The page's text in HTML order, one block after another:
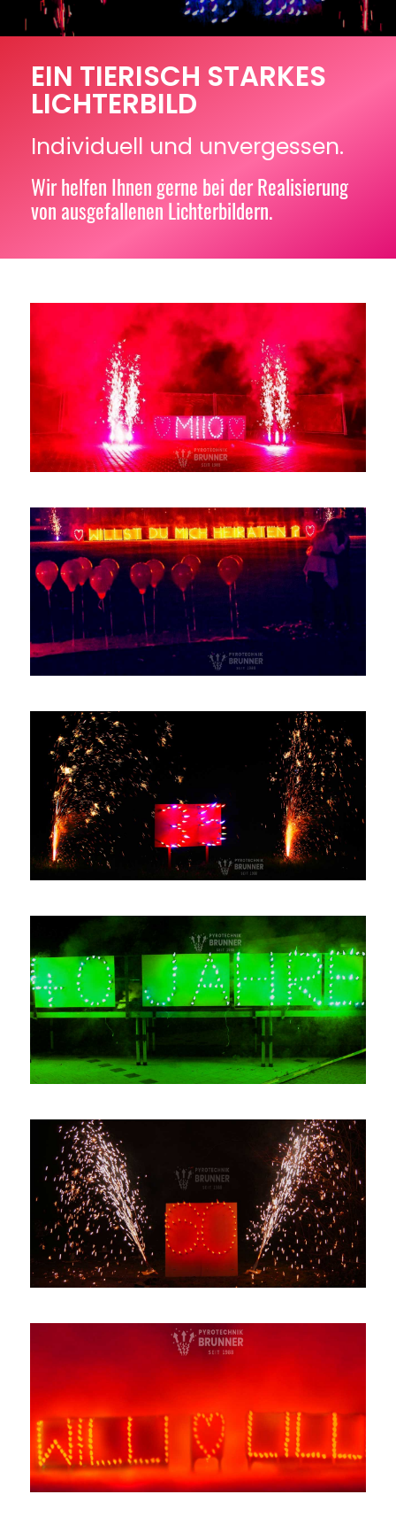
EIN TIERISCH STARKES
LICHTERBILD
Individuell und unvergessen.
Wir helfen Ihnen gerne bei der Realisierung
von ausgefallenen Lichterbildern.